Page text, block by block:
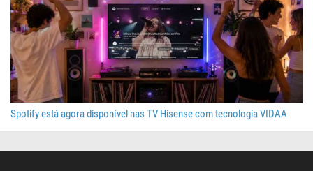
Spotify está agora disponível nas TV Hisense com tecnologia VIDAA